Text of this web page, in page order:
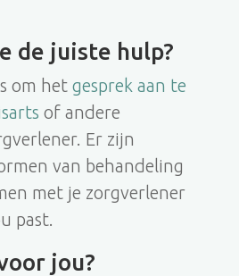
de juiste hulp?
om het gesprek aan te
of andere
Er zijn
van behandeling
met je zorgverlener
past.
jou?